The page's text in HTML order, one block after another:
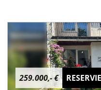
259.000,- €